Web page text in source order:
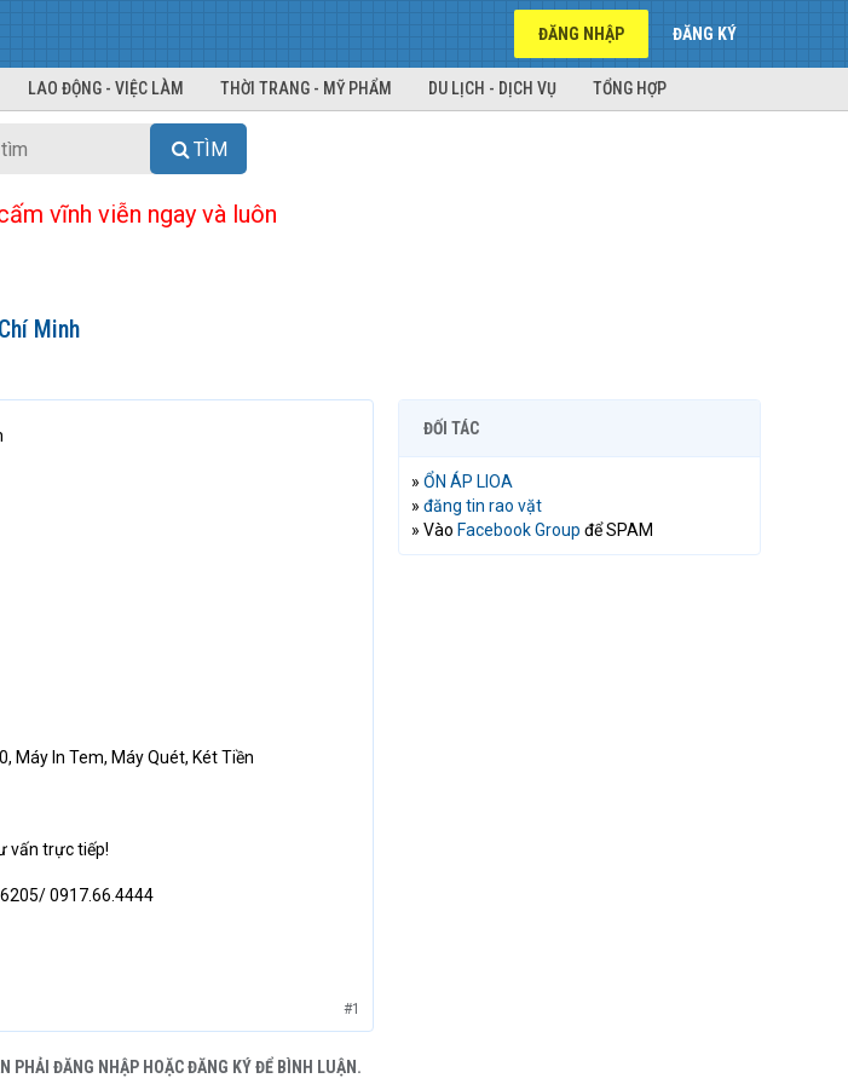
ĐĂNG NHẬP ĐĂNG KÝ
LAO ĐỘNG - VIỆC LÀM THỜI TRANG - MỸ PHẨM DU LỊCH - DỊCH VỤ TỔNG HỢP
TÌM
vĩnh viễn ngay và luôn
Minh
Máy In Tem, Máy Quét, Két Tiền
vấn trực tiếp!
0917.66.4444
#1
PHẢI ĐĂNG NHẬP HOẶC ĐĂNG KÝ ĐỂ BÌNH LUẬN.
ĐỐI TÁC
» ỔN ÁP LIOA
» đăng tin rao vặt
» Vào Facebook Group để SPAM